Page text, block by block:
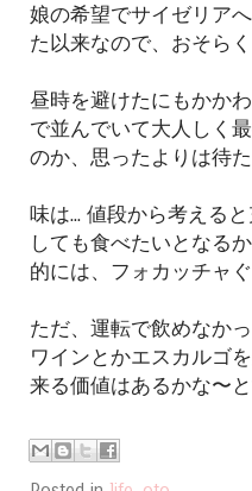
娘の希望でサイゼリア
た以来なので、おそら
昼時を避けたにもかか
で並んでいて大人しく
のか、思ったよりは待た
味は... 値段から考える
しても食べたいとなる
的には、フォカッチャ
ただ、運転で飲めなか
ワインとかエスカルゴ
来る価値はあるかな〜